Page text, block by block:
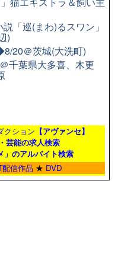
「巡(まわ)るスワン」
)
20＠茨城(大洗町)
千葉県大多喜、木更
クション 【アヴァンセ】
芸能の求人検索
」のアルバイト検索
配信作品 ★ DVD